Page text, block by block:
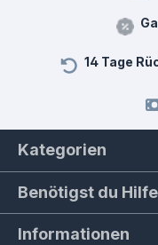
14 Tage
Kategorien
Benötigst du
Informationen